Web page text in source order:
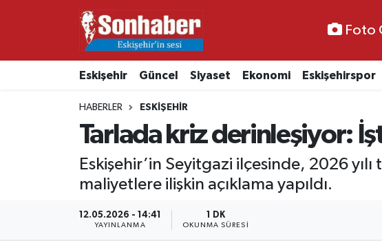
Foto
Eskişehir Güncel Siyaset Ekonomi Eskişehirspor
HABERLER ESKIŞEHIR
Tarlada kriz derinleşiyor:
Eskişehir’in Seyitgazi ilçesinde, 2026
maliyetlere ilişkin açıklama yapıldı.
12.05.2026 - 14:41
YAYINLANMA
1 DK
OKUNMA SÜRESI
Ekonomi
Kültür & Sanat
Nöbetçi Eczaneler
Namaz Vakitleri
Trafik Durumu
Süper Lig Puan Durumu ve Fikstür
Tüm Manşetler